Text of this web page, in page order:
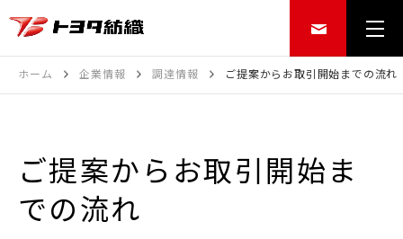
ホーム 企業情報 調達情報 ご提案からお取引開始までの流れ
ご提案からお取引開始ま
での流れ